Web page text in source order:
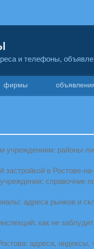
и телефоны,
фирмы
учреждениям: районы-
застройкой в Ростове-
справочник
адреса рынков и
как не
адреса, индексы,